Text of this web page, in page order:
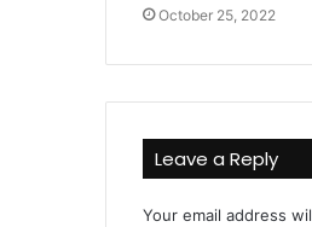
October 25, 2022
Leave a Reply
Your email address